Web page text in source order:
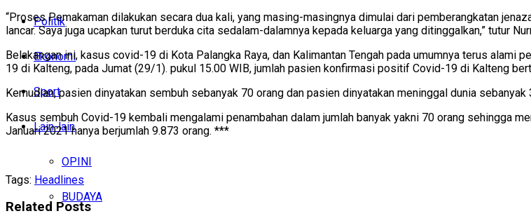
Politik
Ekonomi
Sport
Lain-lain
OPINI
BUDAYA
“Proses Pemakaman dilakukan secara dua kali, yang masing-masingnya dimulai dari pemberangkatan
lancar. Saya juga ucapkan turut berduka cita sedalam-dalamnya kepada keluarga yang ditinggalkan,” tutur
Belakangan ini, kasus covid-19 di Kota Palangka Raya, dan Kalimantan Tengah pada umumnya terus
19 di Kalteng, pada Jumat (29/1). pukul 15.00 WIB, jumlah pasien konfirmasi positif Covid-19 di Kalteng
Kemudian, pasien dinyatakan sembuh sebanyak 70 orang dan pasien dinyatakan meninggal dunia
Kasus sembuh Covid-19 kembali mengalami penambahan dalam jumlah banyak yakni 70 orang sehingga
Januari 2021 hanya berjumlah 9.873 orang. ***
Tags: Headlines
Related Posts